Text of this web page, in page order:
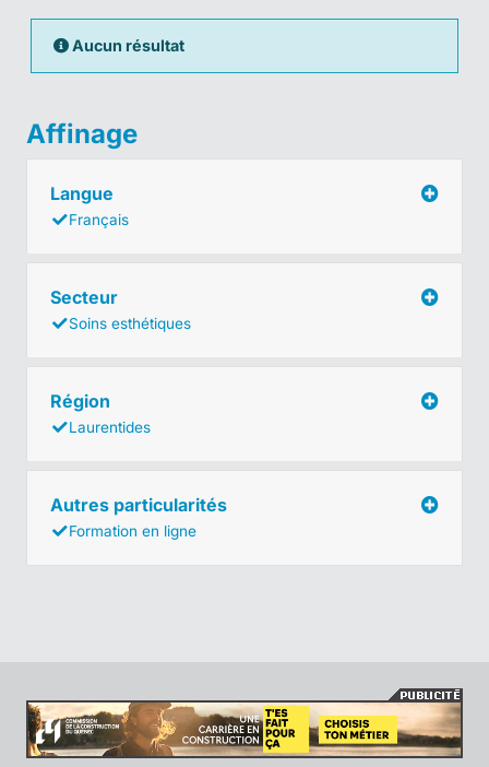
Aucun résultat
Affinage
Langue
Français
Secteur
Soins esthétiques
Région
Laurentides
Autres particularités
Formation en ligne